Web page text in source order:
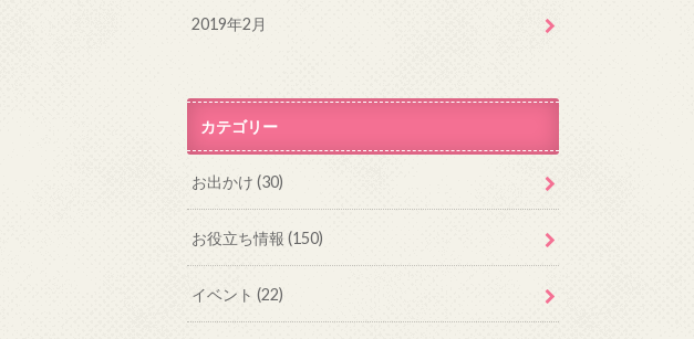
2019年2月
カテゴリー
お出かけ(30)
お役立ち情報(150)
イベント(22)